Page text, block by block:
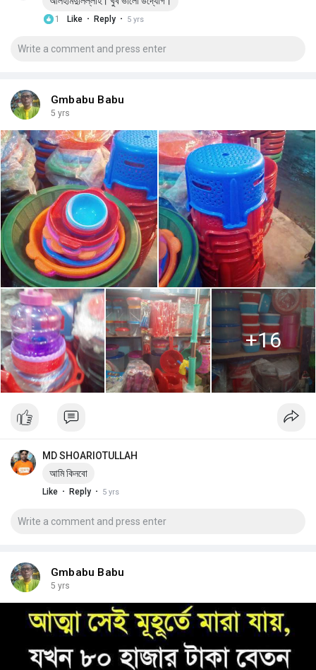
1 Like · Reply · 5 yrs
Gmbabu Babu
5 yrs
+16
MD SHOARIOTULLAH
আমি কিনবো
Like · Reply · 5 yrs
Gmbabu Babu
5 yrs